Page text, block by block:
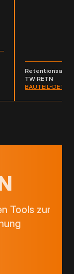
TW RETN
BAUTEIL-DETAIL
Tools zur